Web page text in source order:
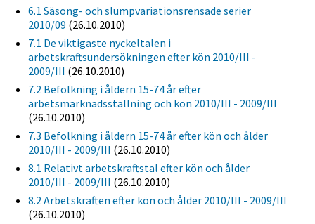
6.1 Säsong- och slumpvariationsrensade serier
2010/09 (26.10.2010)
7.1 De viktigaste nyckeltalen i
arbetskraftsundersökningen efter kön 2010/III -
2009/III (26.10.2010)
7.2 Befolkning i åldern 15-74 år efter
arbetsmarknadsställning och kön 2010/III - 2009/III
(26.10.2010)
7.3 Befolkning i åldern 15-74 år efter kön och ålder
2010/III - 2009/III (26.10.2010)
8.1 Relativt arbetskraftstal efter kön och ålder
2010/III - 2009/III (26.10.2010)
8.2 Arbetskraften efter kön och ålder 2010/III - 2009/III
(26.10.2010)